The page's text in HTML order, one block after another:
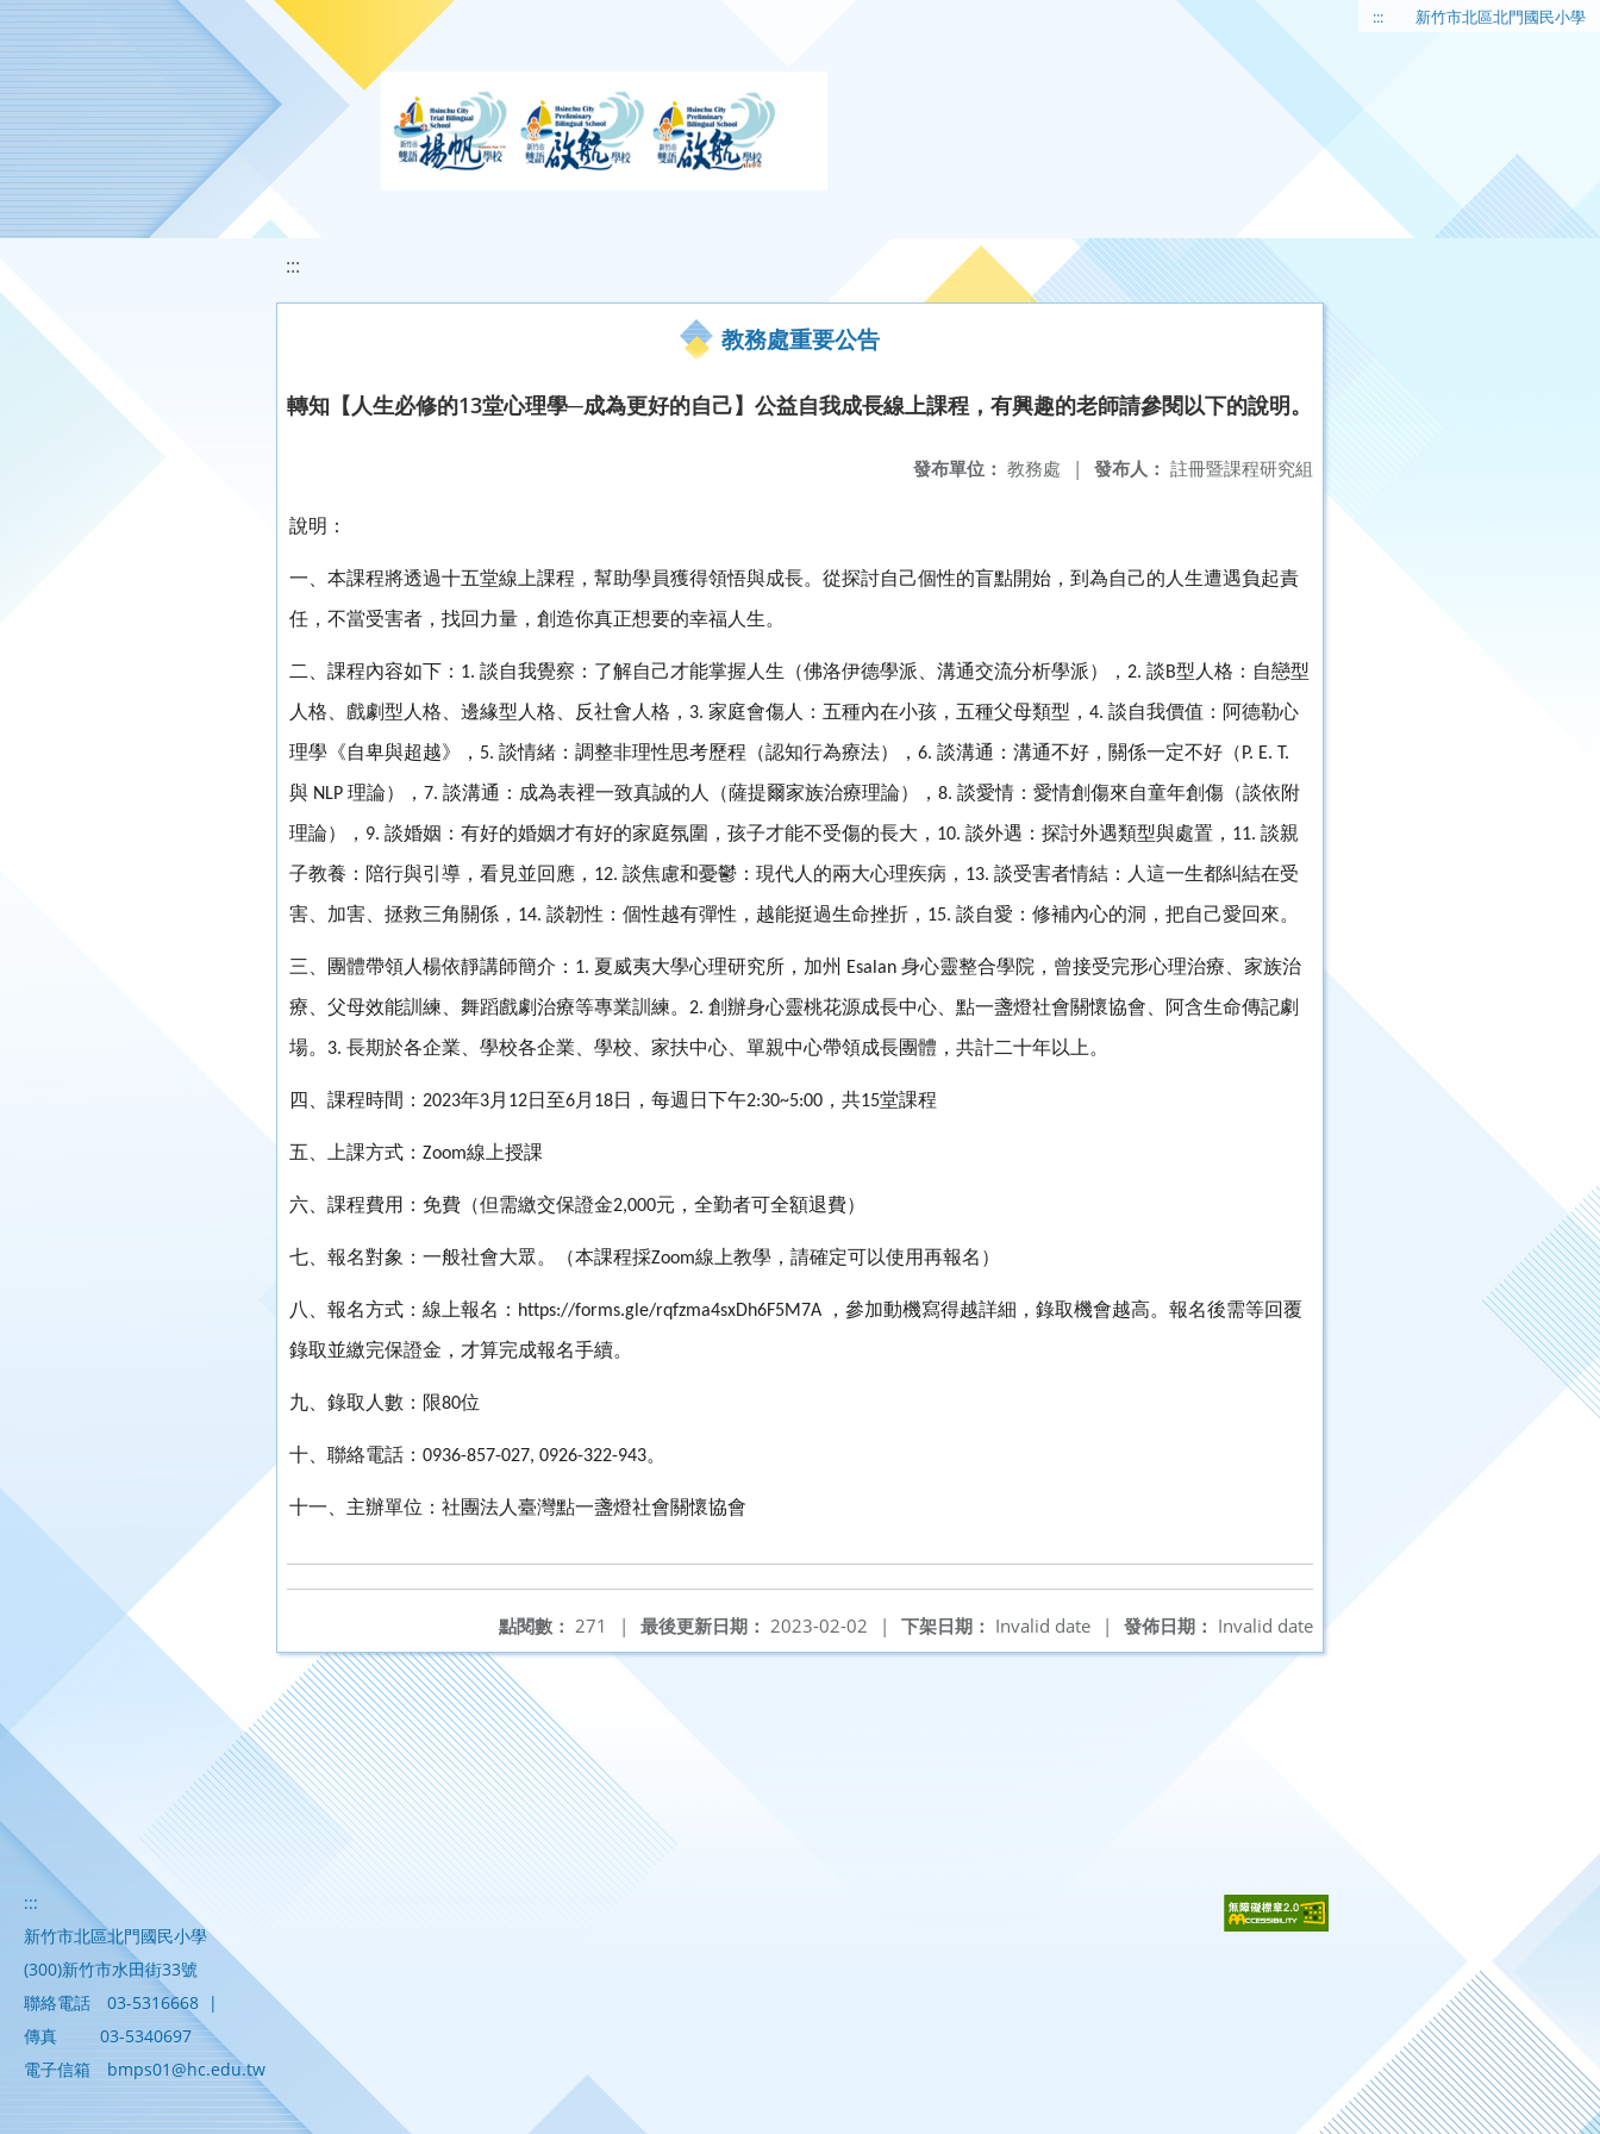
移至網頁之主要內容區位置 ::: 新竹市北區北門國民小學
:::
教務處重要公告
轉知【人生必修的13堂心理學─成為更好的自己】公益自我成長線上課程，有興趣的老師請參閱以下的說明。
發布人： 註冊暨課程研究組
發布單位： 教務處 |
說明：
一、本課程將透過十五堂線上課程，幫助學員獲得領悟與成長。從探討自己個性的盲點開始，到為自己的人生遭遇負起責
任，不當受害者，找回力量，創造你真正想要的幸福人生。
二、課程內容如下： 1. 談自我覺察：了解自己才能掌握人生（佛洛伊德學派、溝通交流分析學派）， 2. 談B型人格：自戀型
人格、戲劇型人格、邊緣型人格、反社會人格， 3. 家庭會傷人：五種內在小孩，五種父母類型， 4. 談自我價值：阿德勒心
理學《自卑與超越》， 5. 談情緒：調整非理性思考歷程（認知行為療法）， 6. 談溝通：溝通不好，關係一定不好（ P. E. T.
與 NLP 理論）， 7. 談溝通：成為表裡一致真誠的人（薩提爾家族治療理論）， 8. 談愛情：愛情創傷來自童年創傷（談依附
理論）， 9. 談婚姻：有好的婚姻才有好的家庭氛圍，孩子才能不受傷的長大， 10. 談外遇：探討外遇類型與處置， 11. 談親
子教養：陪行與引導，看見並回應， 12. 談焦慮和憂鬱：現代人的兩大心理疾病， 13. 談受害者情結：人這一生都糾結在受
害、加害、拯救三角關係， 14. 談韌性：個性越有彈性，越能挺過生命挫折， 15. 談自愛：修補內心的洞，把自己愛回來。
三、團體帶領人楊依靜講師簡介： 1. 夏威夷大學心理研究所，加州 Esalan 身心靈整合學院，曾接受完形心理治療、家族治
療、父母效能訓練、舞蹈戲劇治療等專業訓練。 2. 創辦身心靈桃花源成長中心、點一盞燈社會關懷協會、阿含生命傳記劇
場。 3. 長期於各企業、學校各企業、學校、家扶中心、單親中心帶領成長團體，共計二十年以上。
四、課程時間： 2023年3月 12日至6月 18日，每週日下午2:30~5:00 ，共15堂課程
五、上課方式： Zoom線上授課
六、課程費用：免費（但需繳交保證金2,000元，全勤者可全額退費）
七、報名對象：一般社會大眾。（本課程採Zoom線上教學，請確定可以使用再報名）
八、報名方式：線上報名： https://forms.gle/rqfzma4sxDh6F5M7A
，參加動機寫得越詳細，錄取機會越高。報名後需等回覆
錄取並繳完保證金，才算完成報名手續。
九、錄取人數：限80位
十、聯絡電話： 0936-857-027, 0926-322-943。
十一、主辦單位：社團法人臺灣點一盞燈社會關懷協會
發佈日期： Invalid date
下架日期： Invalid date |
最後更新日期： 2023-02-02 |
點閱數： 271 |
:::
新竹市北區北門國民小學
(300)新竹市水田街33號
聯絡電話
03-5316668 |
傳真
03-5340697
電子信箱
bmps01@hc.edu.tw